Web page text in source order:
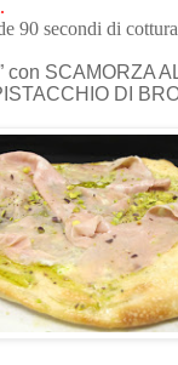
90 secondi di
con SCAMORZA
DI